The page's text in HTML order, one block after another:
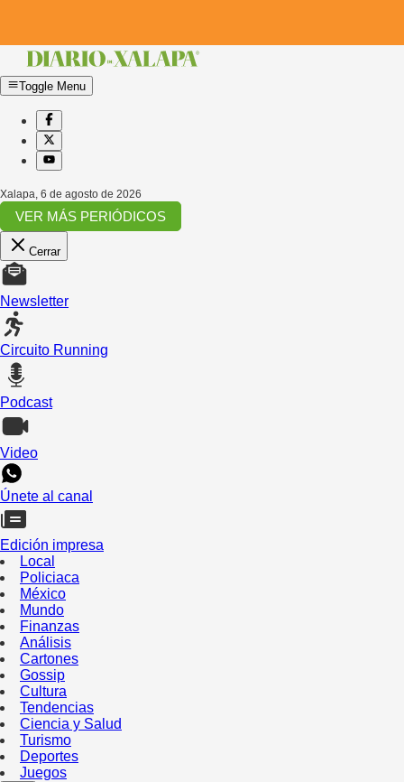
Toggle Menu
Xalapa, 6 de agosto de 2026
VER MÁS PERIÓDICOS
Cerrar
Newsletter
Circuito Running
Podcast
Video
Únete al canal
Edición impresa
Local
Policiaca
México
Mundo
Finanzas
Análisis
Cartones
Gossip
Cultura
Tendencias
Ciencia y Salud
Turismo
Deportes
Juegos